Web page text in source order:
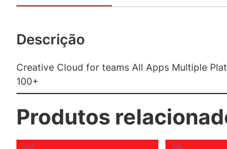
Descrição
Creative Cloud for teams All Apps Multiple
100+
Produtos